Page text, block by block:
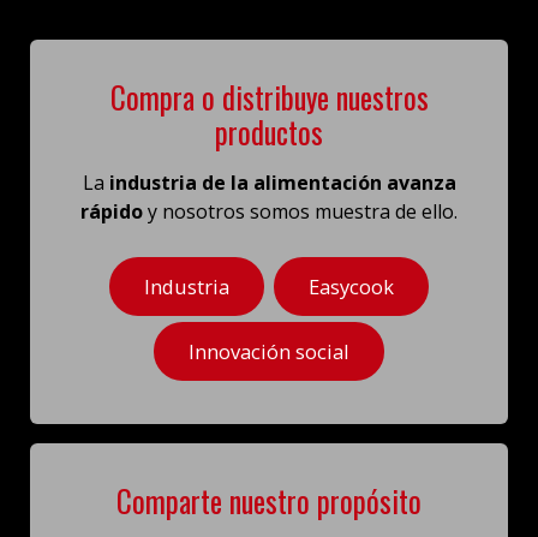
Compra o distribuye nuestros
productos
La industria de la alimentación avanza
rápidoy nosotros somos muestra de ello.
Industria Easycook
Innovación social
Comparte nuestro propósito